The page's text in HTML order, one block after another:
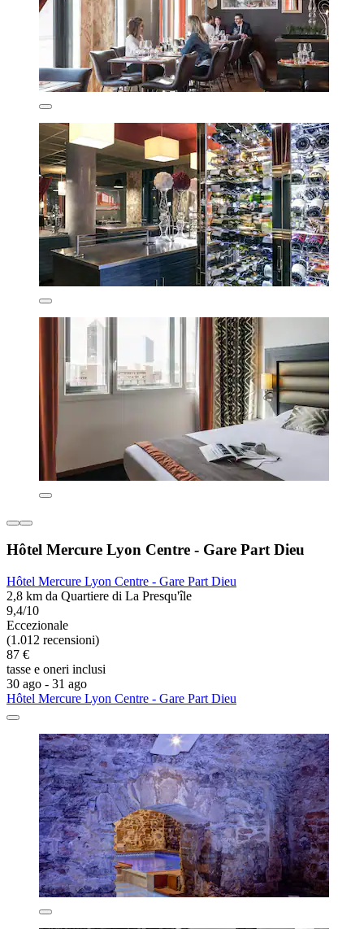
Hôtel Mercure Lyon Centre - Gare Part Dieu
Hôtel Mercure Lyon Centre - Gare Part Dieu
2,8 km da Quartiere di La Presqu'île
9,4/10
Eccezionale
(1.012 recensioni)
87 €
tasse e oneri inclusi
30 ago - 31 ago
Hôtel Mercure Lyon Centre - Gare Part Dieu